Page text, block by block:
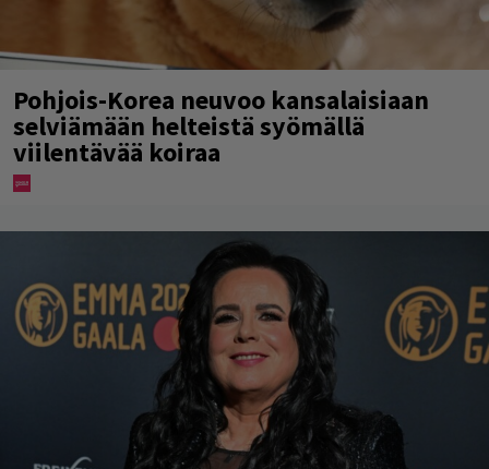
Pohjois-Korea neuvoo kansalaisiaan
selviämään helteistä syömällä
viilentävää koiraa